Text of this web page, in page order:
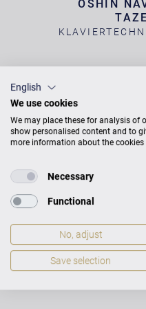
OSHIN
Mo - Fr:
Sa:
Weitere Termine
English
We use cookies
We may place these for analysis of
show personalised content and to
more information about the cookies
Necessary
Functional
No, adjust
Save selection